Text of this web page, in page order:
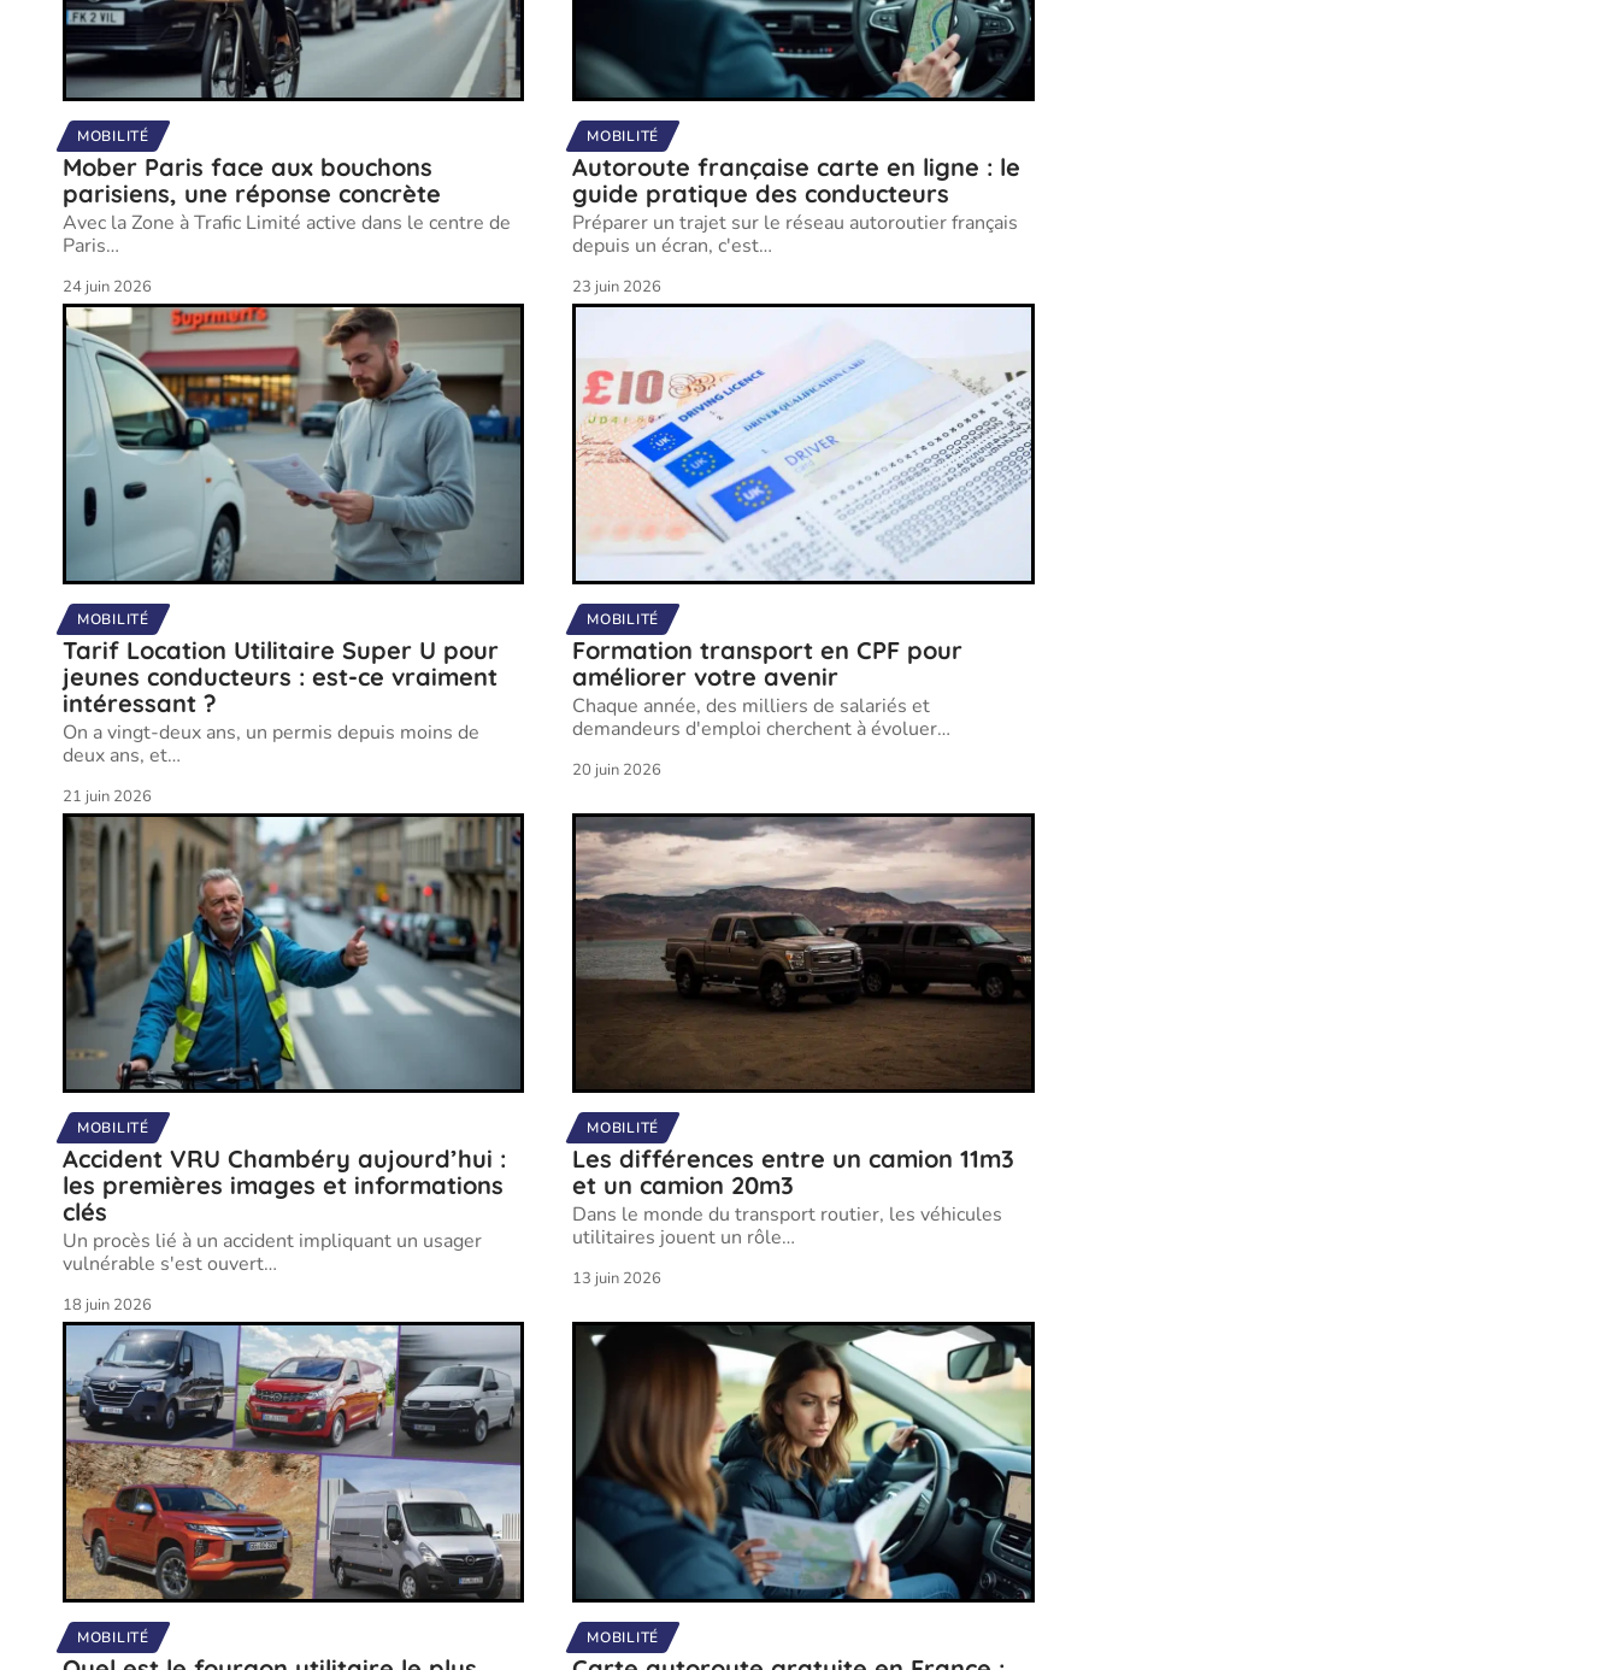
MOBILITÉ
Mober Paris face aux bouchons
parisiens, une réponse concrète
Avec la Zone à Trafic Limité active dans le centre de
Paris…
24 juin 2026
MOBILITÉ
Autoroute française carte en ligne : le
guide pratique des conducteurs
Préparer un trajet sur le réseau autoroutier français
depuis un écran, c'est…
23 juin 2026
MOBILITÉ
Tarif Location Utilitaire Super U pour
jeunes conducteurs : est-ce vraiment
intéressant ?
On a vingt-deux ans, un permis depuis moins de
deux ans, et…
21 juin 2026
MOBILITÉ
Formation transport en CPF pour
améliorer votre avenir
Chaque année, des milliers de salariés et
demandeurs d'emploi cherchent à évoluer…
20 juin 2026
MOBILITÉ
Accident VRU Chambéry aujourd’hui :
les premières images et informations
clés
Un procès lié à un accident impliquant un usager
vulnérable s'est ouvert…
18 juin 2026
MOBILITÉ
Les différences entre un camion 11m3
et un camion 20m3
Dans le monde du transport routier, les véhicules
utilitaires jouent un rôle…
13 juin 2026
MOBILITÉ MOBILITÉ